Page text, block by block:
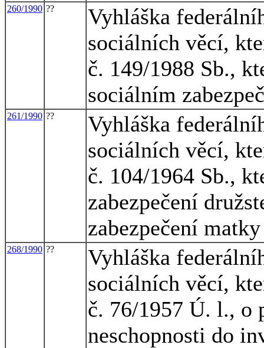
260/1990 ??
Vyhláška
sociálních věcí,
č. 149/1988 Sb.,
sociálním
261/1990 ??
Vyhláška
sociálních věcí,
č. 104/1964 Sb.,
zabezpečení
zabezpečení
268/1990 ??
Vyhláška
sociálních věcí,
č. 76/1957 Ú. l., o
neschopnosti do